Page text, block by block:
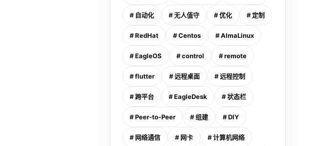
# 自动化 # 无人值守 # 优化 # 定制
# RedHat # Centos # AlmaLinux
# EagleOS # control # remote
# flutter # 远程桌面 # 远程控制
# 跨平台 # EagleDesk # 状态栏
# Peer-to-Peer # 组建 # DIY
# 网络通信 # 网卡 # 计算机网络